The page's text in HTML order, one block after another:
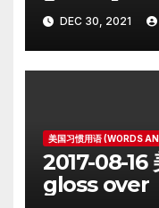
DEC 30, 2021
美国习惯用语 (WORDS
2017-08-16
gloss over